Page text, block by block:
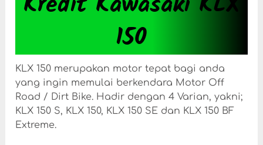
150
KLX 150 merupakan motor tepat bagi anda
yang ingin memulai berkendara Motor Off
Road / Dirt Bike. Hadir dengan 4 Varian, yakni;
KLX 150 S, KLX 150, KLX 150 SE dan KLX 150 BF
Extreme.